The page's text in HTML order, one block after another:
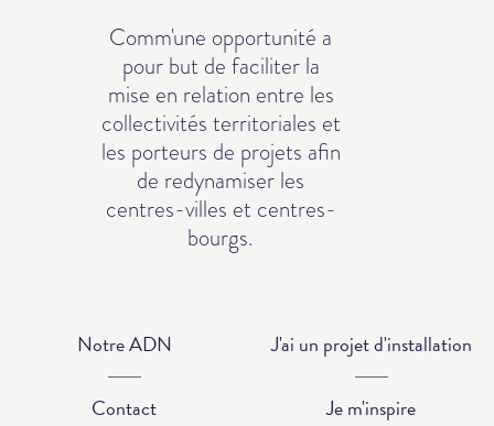
Comm'une opportunité a
pour but de faciliter la
mise en relation entre les
collectivités territoriales et
les porteurs de projets afin
de redynamiser les
centres-villes et centres-
bourgs.
Notre ADN
Contact
J'ai un projet d'installation
Je m'inspire